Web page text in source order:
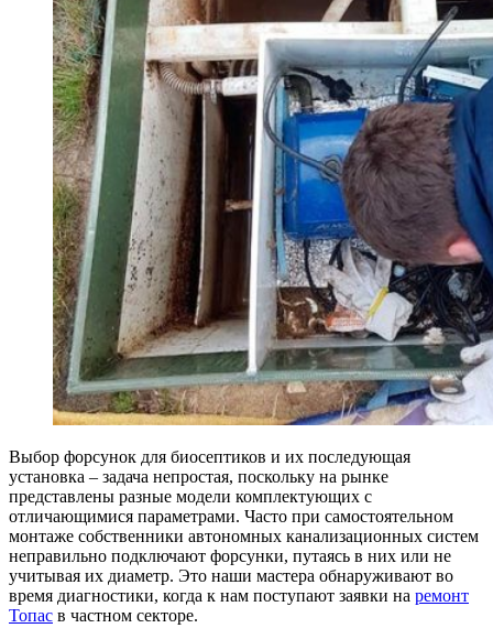
Выбор форсунок для биосептиков и их последующая
установка – задача непростая, поскольку на рынке
представлены разные модели комплектующих с
отличающимися параметрами. Часто при самостоятельном
монтаже собственники автономных канализационных систем
неправильно подключают форсунки, путаясь в них или не
учитывая их диаметр. Это наши мастера обнаруживают во
время диагностики, когда к нам поступают заявки на ремонт
Топас в частном секторе.